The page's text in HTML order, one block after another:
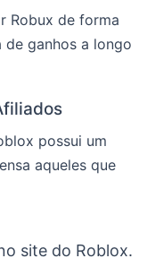
Robux de forma
ganhos a longo
possui um
aqueles que
site do Roblox.